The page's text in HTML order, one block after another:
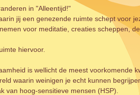
in "Alleentijd!"
jij een genezende ruimte schept voor
voor meditatie, creaties scheppen,
hiervoor.
is wellicht de meest voorkomende
waarin weinigen je echt kunnen
van hoog-sensitieve mensen (HSP).